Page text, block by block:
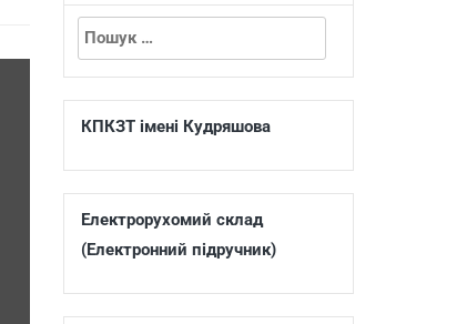
КПКЗТ імені Кудряшова
Електрорухомий склад
(Електронний підручник)